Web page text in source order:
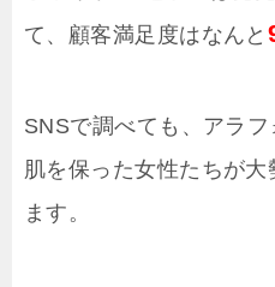
て、顧客満足度はなんと
SNSで調べても、アラ
肌を保った女性たちが
ます。